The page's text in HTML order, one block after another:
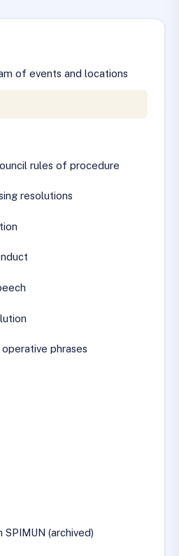
of events and locations
rules of procedure
resolutions
phrases
(archived)